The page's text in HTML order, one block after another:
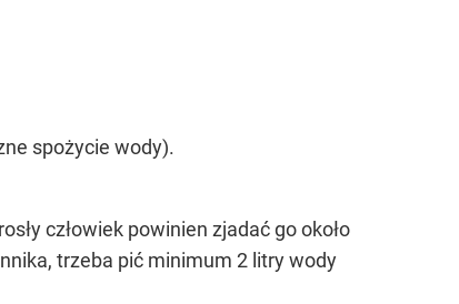
spożycie wody).
człowiek powinien zjadać go około
trzeba pić minimum 2 litry wody